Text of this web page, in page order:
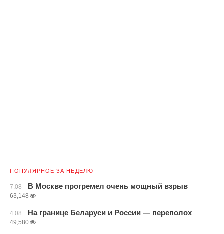
ПОПУЛЯРНОЕ ЗА НЕДЕЛЮ
7.08 В Москве прогремел очень мощный взрыв
63,148
4.08 На границе Беларуси и России — переполох
49,580